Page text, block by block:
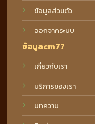
ข้อมูลส่วนตัว
ออกจากระบบ
ข้อมูลcm77
เกี่ยวกับเรา
บริการของเรา
บทความ